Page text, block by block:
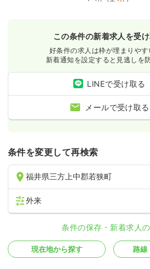
この条件の新着求人を受
好条件の求人は枠が埋まりやす
新着通知を設定すると見逃しを
LINEで受け取る
メールで受け取る
条件を変更して再検索
福井県三方上中郡若狭町
外来
条件の保存・新着求人
現在地から探す 路線